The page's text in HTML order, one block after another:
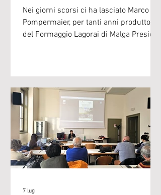
Nei giorni scorsi ci ha lasciato Marco
Pompermaier, per tanti anni produttore
del Formaggio Lagorai di Malga Presidio
Valsugana. "Oggi ricordiamo Marco
anzitutto per ciò che è stato nella sua
famiglia e nella nostra comunità. Ma
credo sia giusto dire che il suo lavoro lo
ha reso parte di una comunità più
ampia: quella dei
7 lug